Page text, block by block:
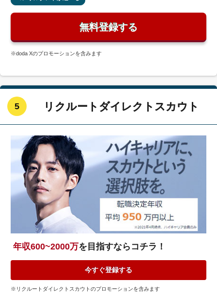
無料登録する
※doda Xのプロモーションを含みます
5 リクルートダイレクトスカウト
年収600~2000万を目指すならコチラ！
今すぐ登録する
※リクルートダイレクトスカウトのプロモーションを含みます